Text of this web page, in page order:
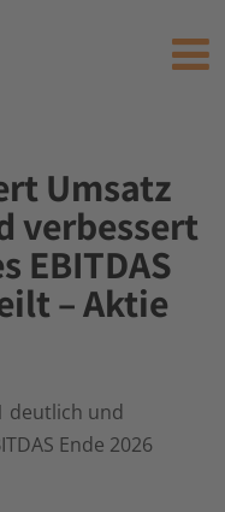
Umsatz
verbessert
EBITDAS
– Aktie
deutlich und
Ende 2026